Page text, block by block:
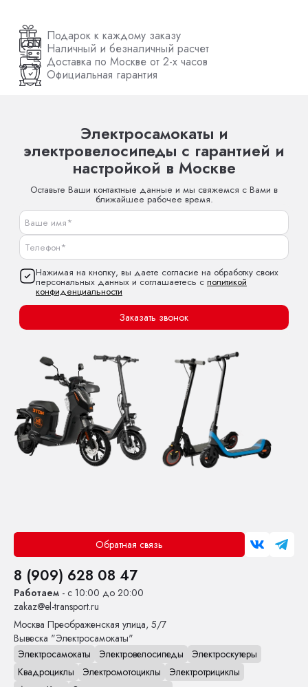
Подарок к каждому заказу
Наличный и безналичный расчет
Доставка по Москве от 2-х часов
Официальная гарантия
Электросамокаты и
электровелосипеды с гарантией и
настройкой в Москве
Оставьте Ваши контактные данные и мы свяжемся с Вами в
ближайшее рабочее время.
Нажимая на кнопку, вы даете согласие на обработку своих
персональных данных и соглашаетесь с политикой
конфиденциальности
Заказать звонок
Обратная связь
8 (909) 628 08 47
Работаем - с 10:00 до 20:00
zakaz@el-transport.ru
Москва Преображенская улица, 5/7
Вывеска "Электросамокаты"
Электросамокаты
Электровелосипеды
Электроскутеры
Квадроциклы
Электромотоциклы
Электротрициклы